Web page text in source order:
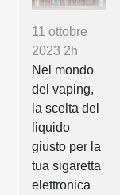
11 ottobre
2023 2h
Nel mondo
del vaping,
la scelta del
liquido
giusto per la
tua sigaretta
elettronica